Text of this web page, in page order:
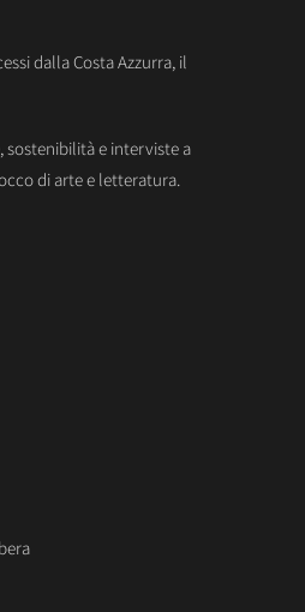
dalla Costa Azzurra, il
sostenibilità e interviste a
di arte e letteratura.